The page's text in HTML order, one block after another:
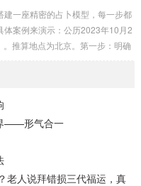
。因此：八字命局中“喜火”、“用
强能量的帮助，犹如天降神助，
局中“忌火”的人...
建一座精密的占卜模型，每一步都
体案例来演示：公历2023年10月2
推算地点为北京。第一步：明确
内含十二地支）、月将、当天日
排四课四课是“三传”之母，此
盘”的...
——形气合一
老人说拜错损三代福运，真